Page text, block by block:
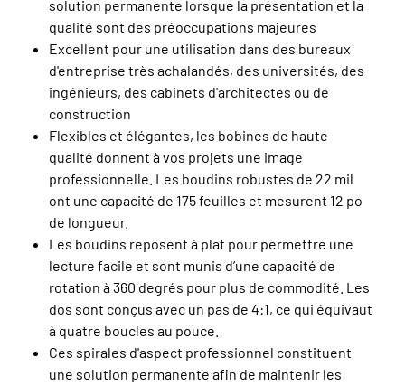
solution permanente lorsque la présentation et la
qualité sont des préoccupations majeures
Excellent pour une utilisation dans des bureaux
d'entreprise très achalandés, des universités, des
ingénieurs, des cabinets d'architectes ou de
construction
Flexibles et élégantes, les bobines de haute
qualité donnent à vos projets une image
professionnelle. Les boudins robustes de 22 mil
ont une capacité de 175 feuilles et mesurent 12 po
de longueur.
Les boudins reposent à plat pour permettre une
lecture facile et sont munis d’une capacité de
rotation à 360 degrés pour plus de commodité. Les
dos sont conçus avec un pas de 4:1, ce qui équivaut
à quatre boucles au pouce.
Ces spirales d'aspect professionnel constituent
une solution permanente afin de maintenir les